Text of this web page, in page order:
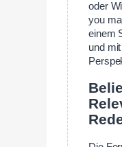
oder
you
einem
und